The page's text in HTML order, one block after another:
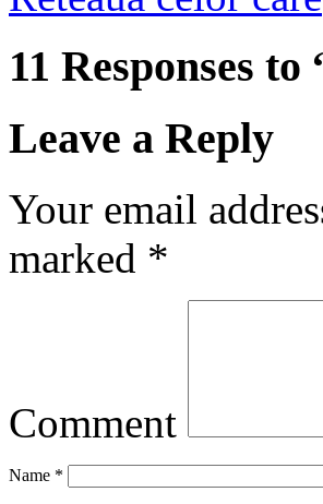
11 Responses to
Leave a Reply
Your email
marked *
Comment
Name *